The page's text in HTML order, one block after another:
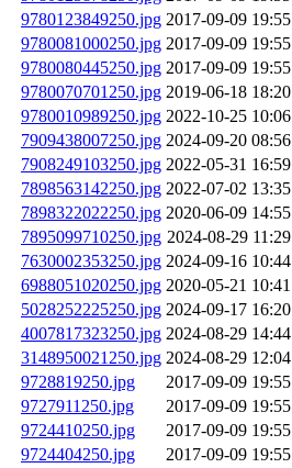
9780123849250.jpg 2017-09-09 19:55
9780081000250.jpg 2017-09-09 19:55
9780080445250.jpg 2017-09-09 19:55
9780070701250.jpg 2019-06-18 18:20
9780010989250.jpg 2022-10-25 10:06
7909438007250.jpg 2024-09-20 08:56
7908249103250.jpg 2022-05-31 16:59
7898563142250.jpg 2022-07-02 13:35
7898322022250.jpg 2020-06-09 14:55
7895099710250.jpg 2024-08-29 11:29
7630002353250.jpg 2024-09-16 10:44
6988051020250.jpg 2020-05-21 10:41
5028252225250.jpg 2024-09-17 16:20
4007817323250.jpg 2024-08-29 14:44
3148950021250.jpg 2024-08-29 12:04
9728819250.jpg
2017-09-09 19:55
9727911250.jpg
2017-09-09 19:55
9724410250.jpg
2017-09-09 19:55
9724404250.jpg
2017-09-09 19:55